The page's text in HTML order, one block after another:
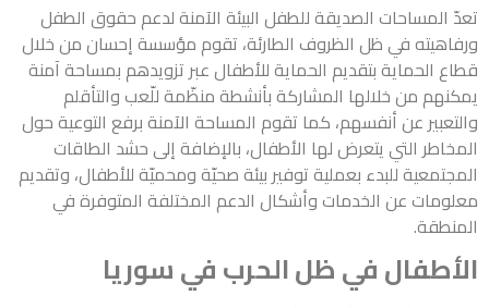
تعدّ المساحات الصديقة للطفل البيئة الآمنة لدعم حقوق الطفل
ورفاهيته في ظل الظروف الطارئة، تقوم مؤسسة إحسان من خلال
قطاع الحماية بتقديم الحماية للأطفال عبر تزويدهم بمساحة آمنة
يمكنهم من خلالها المشاركة بأنشطة منظّمة للّعب والتأقلم
والتعبير عن أنفسهم، كما تقوم المساحة الآمنة برفع التوعية حول
المخاطر التي يتعرض لها الأطفال، بالإضافة إلى حشد الطاقات
المجتمعية للبدء بعملية توفير بيئة صحيّة ومحميّة للأطفال، وتقديم
معلومات عن الخدمات وأشكال الدعم المختلفة المتوفرة في
المنطقة.
الأطفال في ظل الحرب في سوريا